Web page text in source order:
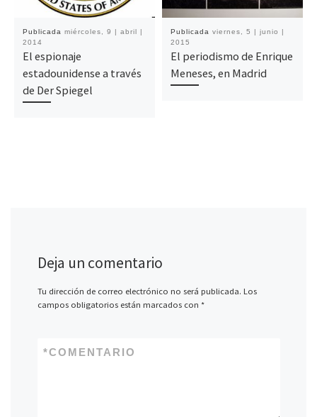
Publicada miércoles, 9 | abril |
2014
El espionaje
estadounidense a través
de Der Spiegel
Publicada viernes, 5 | junio |
2015
El periodismo de Enrique
Meneses, en Madrid
Deja un comentario
Tu dirección de correo electrónico no será publicada. Los
campos obligatorios están marcados con *
COMENTARIO
*